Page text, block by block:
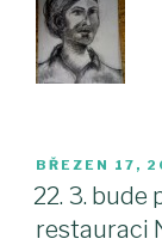
BŘEZEN 17,
22. 3. bude
restauraci